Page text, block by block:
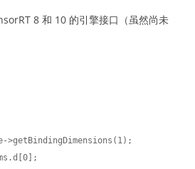
8 和 10 的引擎接口（虽然尚未
>getBindingDimensions(1);